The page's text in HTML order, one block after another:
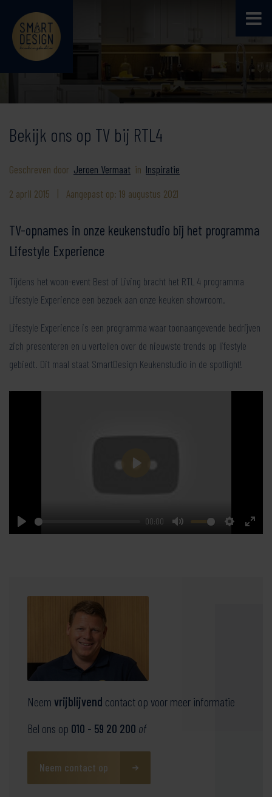
Bekijk ons op TV bij RTL4
Geschreven door Jeroen Vermaat in Inspiratie
2 april 2015
| Aangepast op: 19 augustus 2021
TV-opnames in onze keukenstudio bij het programma
Lifestyle Experience
Tijdens het woon-event Best of Living bracht het RTL 4 programma
Lifestyle Experience een bezoek aan onze keuken showroom.
Lifestyle Experience is een programma waar toonaangevende bedrijven
zich presenteren en u vertellen over de nieuwste trends op lifestyle
gebiedt. Dit maal staat SmartDesign Keukenstudio in de spotlight!
Play
00:00
Mute Settings
Enter
Neem vrijblijvend contact op voor meer informatie
Bel ons op 010 - 59 20 200 of
Neem contact op